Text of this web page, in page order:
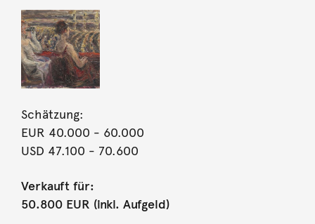
Schätzung:
EUR 40.000 - 60.000
USD 47.100 - 70.600
Verkauft für:
50.800 EUR (inkl. Aufgeld)